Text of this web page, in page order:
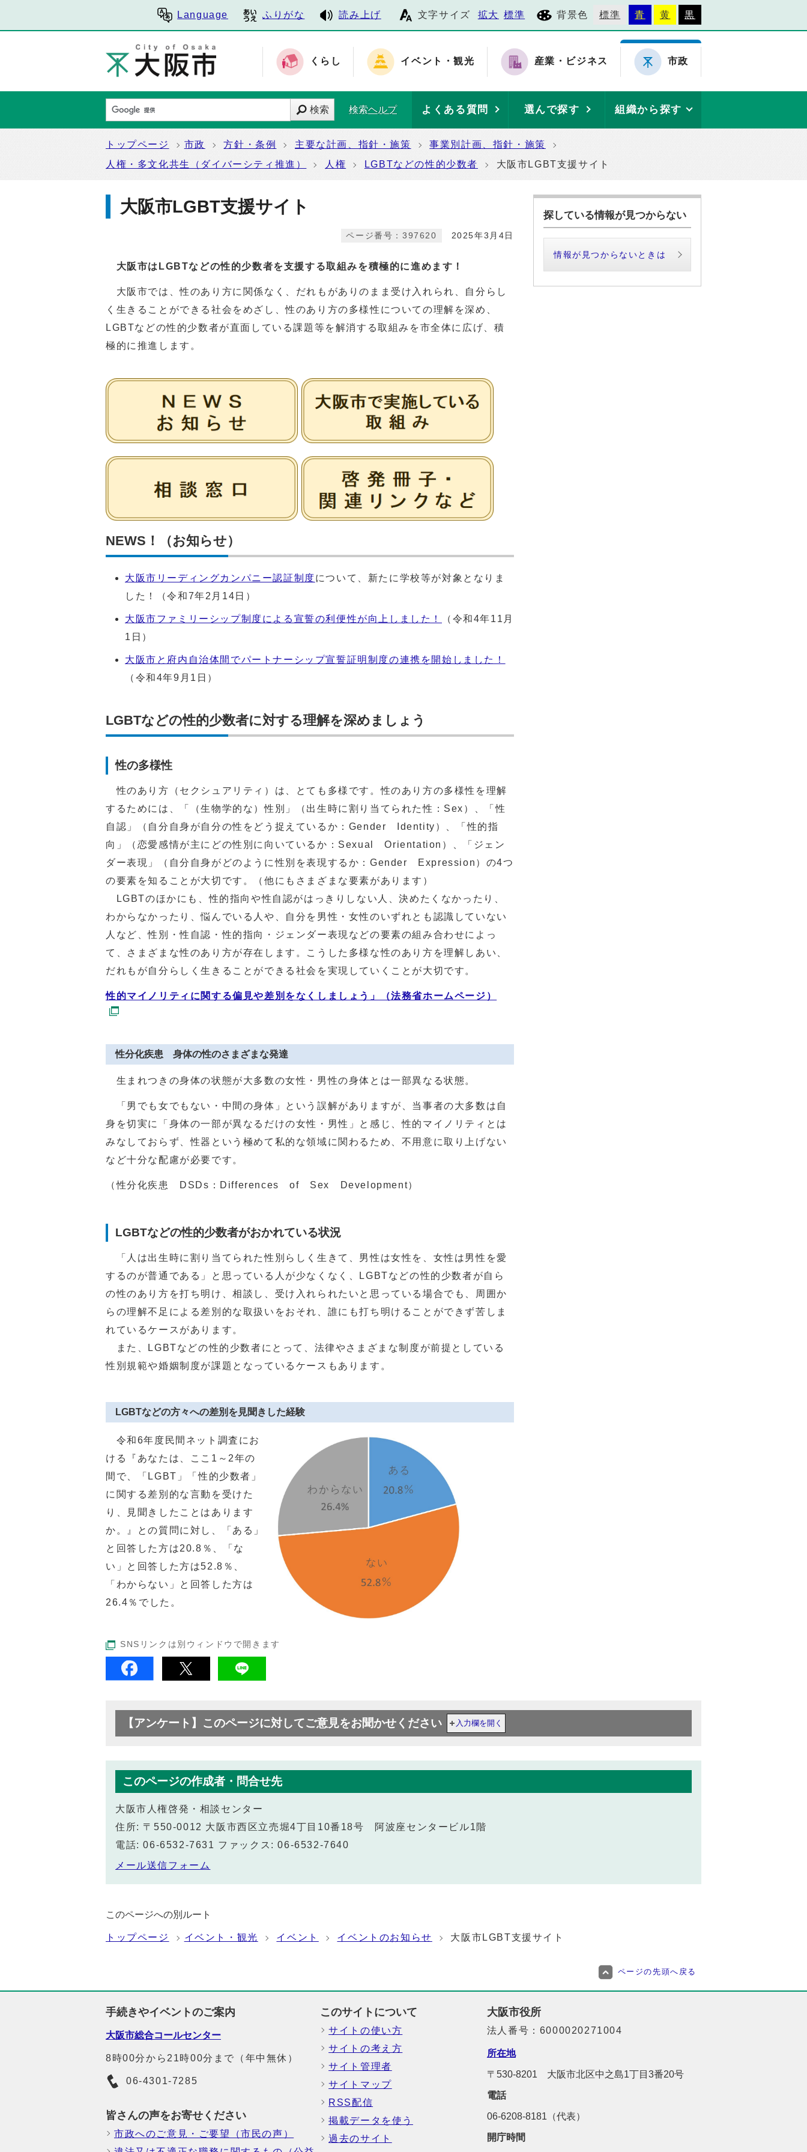
Language ふりがな 読み上げ 文字サイズ 拡大 標準 背景色 標準 青 黄 黒
くらし イベント・観光 産業・ビジネス 市政
検索 検索ヘルプ よくある質問 選んで探す 組織から探す
トップページ 市政 方針・条例 主要な計画、指針・施策
事業別計画、指針・施策
人権・多文化共生（ダイバーシティ推進）
人権 LGBTなどの性的少数者 大阪市LGBT支援サイト
大阪市LGBT支援サイト
2025年3月4日
ページ番号：397620
大阪市はLGBTなどの性的少数者を支援する取組みを積極的に進めます！
大阪市では、性のあり方に関係なく、だれもがありのまま受け入れられ、自分らし
く生きることができる社会をめざし、性のあり方の多様性についての理解を深め、
LGBTなどの性的少数者が直面している課題等を解消する取組みを市全体に広げ、積
極的に推進します。
NEWS！（お知らせ）
大阪市リーディングカンパニー認証制度について、新たに学校等が対象となりま
した！（令和7年2月14日）
大阪市ファミリーシップ制度による宣誓の利便性が向上しました！
（令和4年11月
1日）
大阪市と府内自治体間でパートナーシップ宣誓証明制度の連携を開始しました！
（令和4年9月1日）
LGBTなどの性的少数者に対する理解を深めましょう
性の多様性
性のあり方（セクシュアリティ）は、とても多様です。性のあり方の多様性を理解
するためには、「（生物学的な）性別」（出生時に割り当てられた性：Sex）、「性
自認」（自分自身が自分の性をどう捉えているか：Gender Identity）、「性的指
向」（恋愛感情が主にどの性別に向いているか：Sexual Orientation）、「ジェン
ダー表現」（自分自身がどのように性別を表現するか：Gender Expression）の4つ
の要素を知ることが大切です。（他にもさまざまな要素があります）
LGBTのほかにも、性的指向や性自認がはっきりしない人、決めたくなかったり、
わからなかったり、悩んでいる人や、自分を男性・女性のいずれとも認識していない
人など、性別・性自認・性的指向・ジェンダー表現などの要素の組み合わせによっ
て、さまざまな性のあり方が存在します。こうした多様な性のあり方を理解しあい、
だれもが自分らしく生きることができる社会を実現していくことが大切です。
性的マイノリティに関する偏見や差別をなくしましょう」（法務省ホームページ）
性分化疾患 身体の性のさまざまな発達
生まれつきの身体の状態が大多数の女性・男性の身体とは一部異なる状態。
「男でも女でもない・中間の身体」という誤解がありますが、当事者の大多数は自
身を切実に「身体の一部が異なるだけの女性・男性」と感じ、性的マイノリティとは
みなしておらず、性器という極めて私的な領域に関わるため、不用意に取り上げない
など十分な配慮が必要です。
（性分化疾患 DSDs：Differences of Sex Development）
LGBTなどの性的少数者がおかれている状況
「人は出生時に割り当てられた性別らしく生きて、男性は女性を、女性は男性を愛
するのが普通である」と思っている人が少なくなく、LGBTなどの性的少数者が自ら
の性のあり方を打ち明け、相談し、受け入れられたいと思っている場合でも、周囲か
らの理解不足による差別的な取扱いをおそれ、誰にも打ち明けることができず苦しま
れているケースがあります。
また、LGBTなどの性的少数者にとって、法律やさまざまな制度が前提としている
性別規範や婚姻制度が課題となっているケースもあります。
LGBTなどの方々への差別を見聞きした経験
令和6年度民間ネット調査にお
ける『あなたは、ここ1～2年の
間で、「LGBT」「性的少数者」
に関する差別的な言動を受けた
り、見聞きしたことはあります
か。』との質問に対し、「ある」
と回答した方は20.8％、「な
い」と回答した方は52.8％、
「わからない」と回答した方は
26.4％でした。
SNSリンクは別ウィンドウで開きます
探している情報が見つからない
情報が見つからないときは
【アンケート】このページに対してご意見をお聞かせください 入力欄を開く
このページの作成者・問合せ先
大阪市人権啓発・相談センター
住所: 〒550-0012 大阪市西区立売堀4丁目10番18号 阿波座センタービル1階
電話: 06-6532-7631 ファックス: 06-6532-7640
メール送信フォーム
このページへの別ルート
トップページ イベント・観光 イベント イベントのお知らせ 大阪市LGBT支援サイト
ページの先頭へ戻る
手続きやイベントのご案内
大阪市総合コールセンター
8時00分から21時00分まで（年中無休）
06-4301-7285
皆さんの声をお寄せください
市政へのご意見・ご要望（市民の声）
このサイトについて
サイトの使い方
サイトの考え方
サイト管理者
サイトマップ
RSS配信
掲載データを使う
過去のサイト
大阪市役所
法人番号：6000020271004
所在地
〒530-8201 大阪市北区中之島1丁目3番20号
電話
06-6208-8181（代表）
開庁時間